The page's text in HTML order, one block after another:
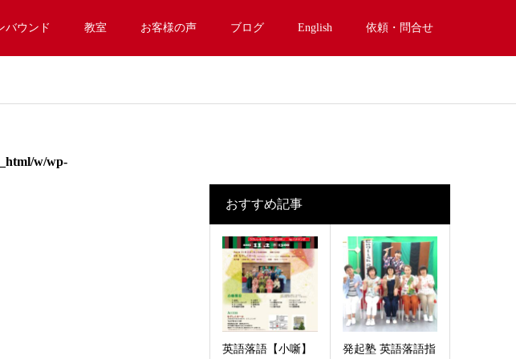
バウンド 教室 お客様の声 ブログ English 依頼・問合せ
w/wp-
おすすめ記事
英語落語【小噺】
発起塾 英語落語指